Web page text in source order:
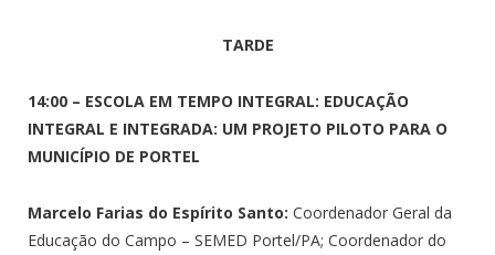
TARDE
14:00 – ESCOLA EM TEMPO INTEGRAL: EDUCAÇÃO
INTEGRAL E INTEGRADA: UM PROJETO PILOTO PARA O
MUNICÍPIO DE PORTEL
Marcelo Farias do Espírito Santo: Coordenador Geral da
Educação do Campo – SEMED Portel/PA; Coordenador do